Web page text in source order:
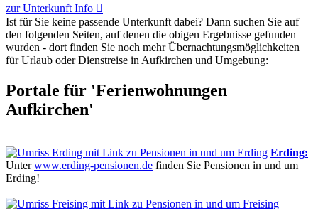
zur Unterkunft Info 
Ist für Sie keine passende Unterkunft dabei? Dann suchen Sie auf
den folgenden Seiten, auf denen die obigen Ergebnisse gefunden
wurden - dort finden Sie noch mehr Übernachtungs­möglichkeiten
für Urlaub oder Dienstreise in Aufkirchen und Umgebung:
Portale für 'Ferienwohnungen
Aufkirchen'
Erding:
Unterwww.erding-pensionen.de finden Sie Pensionen in und um
Erding!